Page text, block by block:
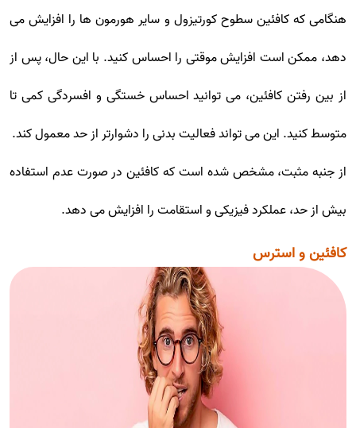
هنگامی که کافئین سطوح کورتیزول و سایر هورمون ها را افزایش می
دهد، ممکن است افزایش موقتی را احساس کنید. با این حال، پس از
از بین رفتن کافئین، می توانید احساس خستگی و افسردگی کمی تا
متوسط کنید. این می تواند فعالیت بدنی را دشوارتر از حد معمول کند.
از جنبه مثبت، مشخص شده است که کافئین در صورت عدم استفاده
بیش از حد، عملکرد فیزیکی و استقامت را افزایش می دهد.
کافئین و استرس